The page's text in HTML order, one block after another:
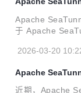
p 10 功能更新
Apache
于 Apache
表同步能力、AI
同步到
能地支持你的数
2026-03-20
Apache
器生态再扩张
近期，Apache